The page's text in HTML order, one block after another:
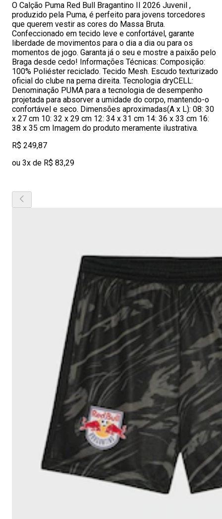
O Calção Puma Red Bull Bragantino II 2026 Juvenil ,
produzido pela Puma, é perfeito para jovens torcedores
que querem vestir as cores do Massa Bruta.
Confeccionado em tecido leve e confortável, garante
liberdade de movimentos para o dia a dia ou para os
momentos de jogo. Garanta já o seu e mostre a paixão pelo
Braga desde cedo! Informações Técnicas: Composição:
100% Poliéster reciclado. Tecido Mesh. Escudo texturizado
oficial do clube na perna direita. Tecnologia dryCELL:
Denominação PUMA para a tecnologia de desempenho
projetada para absorver a umidade do corpo, mantendo-o
confortável e seco. Dimensões aproximadas(A x L): 08: 30
x 27 cm 10: 32 x 29 cm 12: 34 x 31 cm 14: 36 x 33 cm 16:
38 x 35 cm Imagem do produto meramente ilustrativa.
R$ 249,87
ou 3x de R$ 83,29